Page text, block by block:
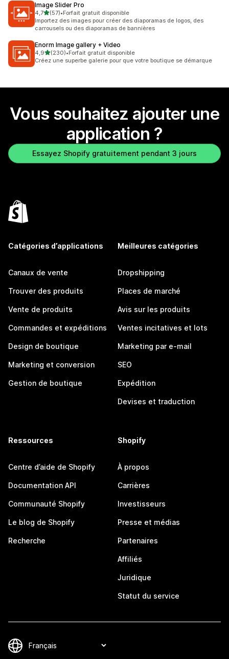
Image Slider Pro
4,7étoile(s) sur 5
(57)
57 avis au total
•Forfait gratuit disponible
Importez des images pour créer des diaporamas de logos, des
carrousels ou des diaporamas de bannières
Enorm Image gallery + Video
4,9étoile(s) sur 5
(230)
230 avis au total
•Forfait gratuit disponible
Créez une superbe galerie pour que votre boutique se démarque
Vous souhaitez ajouter une
application ?
Essayez Shopify gratuitement pendant 3 jours
Catégories d’applications
Canaux de vente
Trouver des produits
Vente de produits
Commandes et expéditions
Design de boutique
Marketing et conversion
Gestion de boutique
Meilleures catégories
Dropshipping
Places de marché
Avis sur les produits
Ventes incitatives et lots
Marketing par e-mail
SEO
Expédition
Devises et traduction
Ressources
Centre d’aide de Shopify
Documentation API
Communauté Shopify
Le blog de Shopify
Recherche
Shopify
À propos
Carrières
Investisseurs
Presse et médias
Partenaires
Affiliés
Juridique
Statut du service